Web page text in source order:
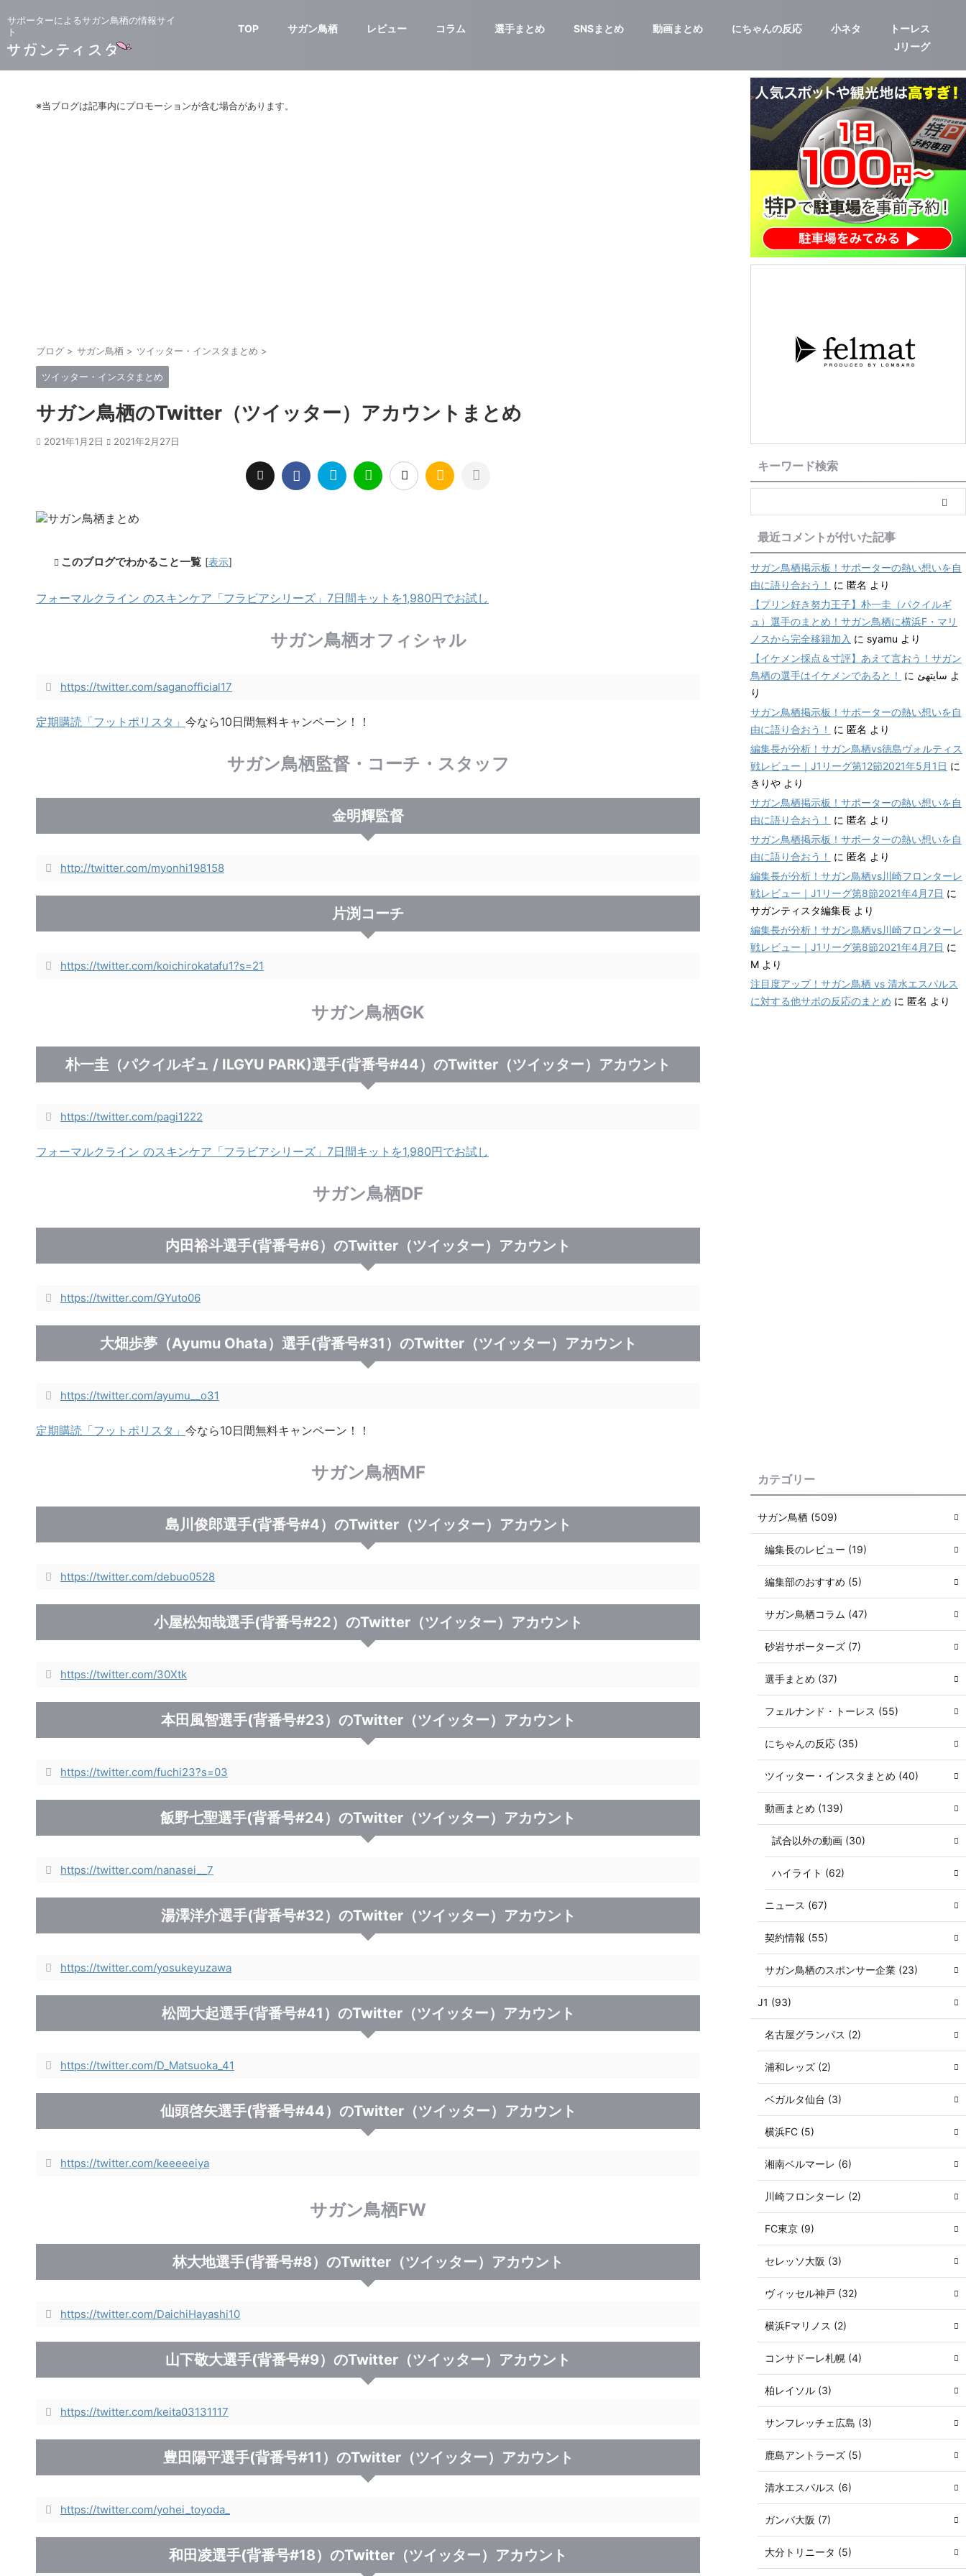
サポーターによるサガン鳥栖の情報サイ
ト
TOP サガン鳥栖 レビュー コラム 選手まとめ SNSまとめ 動画まとめ にちゃんの反応 小ネタ
トーレス
Jリーグ
※当ブログは記事内にプロモーションが含む場合があります。
ブログ > サガン鳥栖 > ツイッター・インスタまとめ >
ツイッター・インスタまとめ
サガン鳥栖のTwitter（ツイッター）アカウントまとめ
2021年1月2日 2021年2月27日
このブログでわかること一覧 [表示]
フォーマルクライン のスキンケア「フラビアシリーズ」7日間キットを1,980円でお試し
サガン鳥栖オフィシャル
https://twitter.com/saganofficial17
定期購読「フットポリスタ」 今なら10日間無料キャンペーン！！
サガン鳥栖監督・コーチ・スタッフ
金明輝監督
http://twitter.com/myonhi198158
片渕コーチ
https://twitter.com/koichirokatafu1?s=21
サガン鳥栖GK
朴一圭（パクイルギュ / ILGYU PARK)選手(背番号#44）のTwitter（ツイッター）アカウント
https://twitter.com/pagi1222
フォーマルクライン のスキンケア「フラビアシリーズ」7日間キットを1,980円でお試し
サガン鳥栖DF
内田裕斗選手(背番号#6）のTwitter（ツイッター）アカウント
https://twitter.com/GYuto06
大畑歩夢（Ayumu Ohata）選手(背番号#31）のTwitter（ツイッター）アカウント
https://twitter.com/ayumu__o31
定期購読「フットポリスタ」 今なら10日間無料キャンペーン！！
サガン鳥栖MF
島川俊郎選手(背番号#4）のTwitter（ツイッター）アカウント
https://twitter.com/debuo0528
小屋松知哉選手(背番号#22）のTwitter（ツイッター）アカウント
https://twitter.com/30Xtk
本田風智選手(背番号#23）のTwitter（ツイッター）アカウント
https://twitter.com/fuchi23?s=03
飯野七聖選手(背番号#24）のTwitter（ツイッター）アカウント
https://twitter.com/nanasei__7
湯澤洋介選手(背番号#32）のTwitter（ツイッター）アカウント
https://twitter.com/yosukeyuzawa
松岡大起選手(背番号#41）のTwitter（ツイッター）アカウント
https://twitter.com/D_Matsuoka_41
仙頭啓矢選手(背番号#44）のTwitter（ツイッター）アカウント
https://twitter.com/keeeeeiya
サガン鳥栖FW
林大地選手(背番号#8）のTwitter（ツイッター）アカウント
https://twitter.com/DaichiHayashi10
山下敬大選手(背番号#9）のTwitter（ツイッター）アカウント
https://twitter.com/keita03131117
豊田陽平選手(背番号#11）のTwitter（ツイッター）アカウント
https://twitter.com/yohei_toyoda_
和田凌選手(背番号#18）のTwitter（ツイッター）アカウント
キーワード検索
最近コメントが付いた記事
サガン鳥栖掲示板！サポーターの熱い想いを自
由に語り合おう！
に 匿名 より
【プリン好き努力王子】朴一圭（パクイルギ
ュ）選手のまとめ！サガン鳥栖に横浜F・マリ
ノスから完全移籍加入 に syamu より
【イケメン採点＆寸評】あえて言おう！サガン
鳥栖の選手はイケメンであると！
に سایتهئ よ
り
サガン鳥栖掲示板！サポーターの熱い想いを自
由に語り合おう！
に 匿名 より
編集長が分析！サガン鳥栖vs徳島ヴォルティス
戦レビュー｜J1リーグ第12節2021年5月1日 に
きりや より
サガン鳥栖掲示板！サポーターの熱い想いを自
由に語り合おう！
に 匿名 より
サガン鳥栖掲示板！サポーターの熱い想いを自
由に語り合おう！
に 匿名 より
編集長が分析！サガン鳥栖vs川崎フロンターレ
戦レビュー｜J1リーグ第8節2021年4月7日 に
サガンティスタ編集長 より
編集長が分析！サガン鳥栖vs川崎フロンターレ
戦レビュー｜J1リーグ第8節2021年4月7日 に
M より
注目度アップ！サガン鳥栖 vs 清水エスパルス
に対する他サポの反応のまとめ に 匿名 より
カテゴリー
サガン鳥栖 (509)
編集長のレビュー (19)
編集部のおすすめ (5)
サガン鳥栖コラム (47)
砂岩サポーターズ (7)
選手まとめ (37)
フェルナンド・トーレス (55)
にちゃんの反応 (35)
ツイッター・インスタまとめ (40)
動画まとめ (139)
試合以外の動画 (30)
ハイライト (62)
ニュース (67)
契約情報 (55)
サガン鳥栖のスポンサー企業 (23)
J1 (93)
名古屋グランパス (2)
浦和レッズ (2)
ベガルタ仙台 (3)
横浜FC (5)
湘南ベルマーレ (6)
川崎フロンターレ (2)
FC東京 (9)
セレッソ大阪 (3)
ヴィッセル神戸 (32)
横浜Fマリノス (2)
コンサドーレ札幌 (4)
柏レイソル (3)
サンフレッチェ広島 (3)
鹿島アントラーズ (5)
清水エスパルス (6)
ガンバ大阪 (7)
大分トリニータ (5)